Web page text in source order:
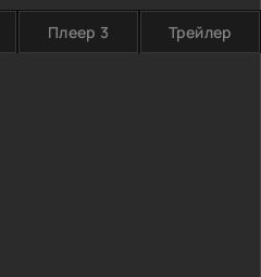
Плеер 3 Трейлер